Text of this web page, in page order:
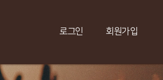
로그인 회원가입